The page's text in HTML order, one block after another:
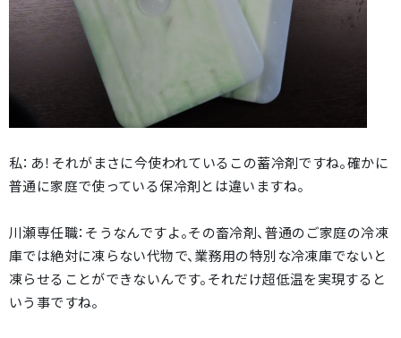
私：あ！それがまさに今使われているこの蓄冷剤ですね。確かに
普通に家庭で使っている保冷剤とは違いますね。
川瀬専任職：そうなんですよ。その畜冷剤、普通のご家庭の冷凍
庫では絶対に凍らない代物で、業務用の特別な冷凍庫でないと
凍らせることができないんです。それだけ超低温を実現すると
いう事ですね。